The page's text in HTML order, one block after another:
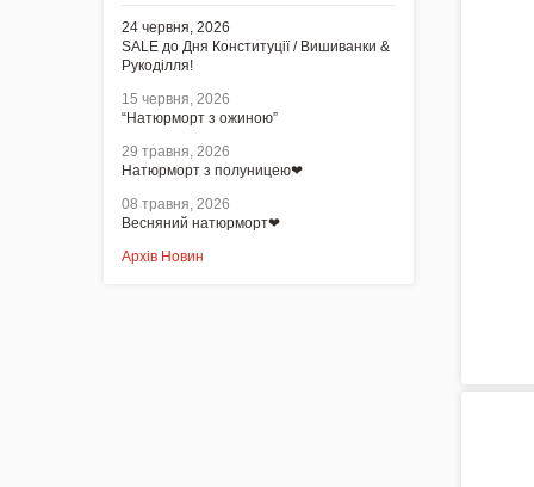
NEW 2026 - "Українська
айдентика - проєкт про
ЗЕМЛЯ, НЕБО, КРАЇНА /
Вишиванки
Акція
24 червня, 2026
SALE до Дня Конституції / Вишиванки &
Рукоділля!
15 червня, 2026
“Натюрморт з ожиною”
29 травня, 2026
Натюрморт з полуницею❤
08 травня, 2026
Весняний натюрморт❤
Архів Новин